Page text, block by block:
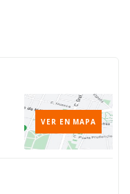
VER EN MAPA